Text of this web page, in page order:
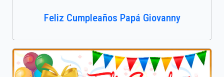
Feliz Cumpleaños Papá Giovanny